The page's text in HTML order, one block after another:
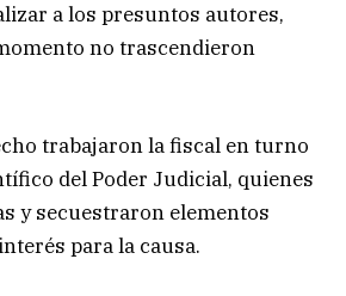
a los presuntos autores,
no trascendieron
trabajaron la fiscal en turno
del Poder Judicial, quienes
y secuestraron elementos
para la causa.